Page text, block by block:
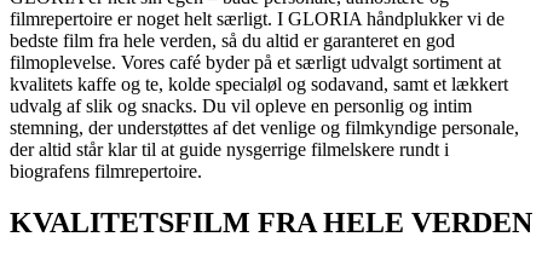
filmrepertoire er noget helt særligt. I GLORIA håndplukker vi de
bedste film fra hele verden, så du altid er garanteret en god
filmoplevelse. Vores café byder på et særligt udvalgt sortiment at
kvalitets kaffe og te, kolde specialøl og sodavand, samt et lækkert
udvalg af slik og snacks. Du vil opleve en personlig og intim
stemning, der understøttes af det venlige og filmkyndige personale,
der altid står klar til at guide nysgerrige filmelskere rundt i
biografens filmrepertoire.
KVALITETSFILM FRA HELE VERDEN